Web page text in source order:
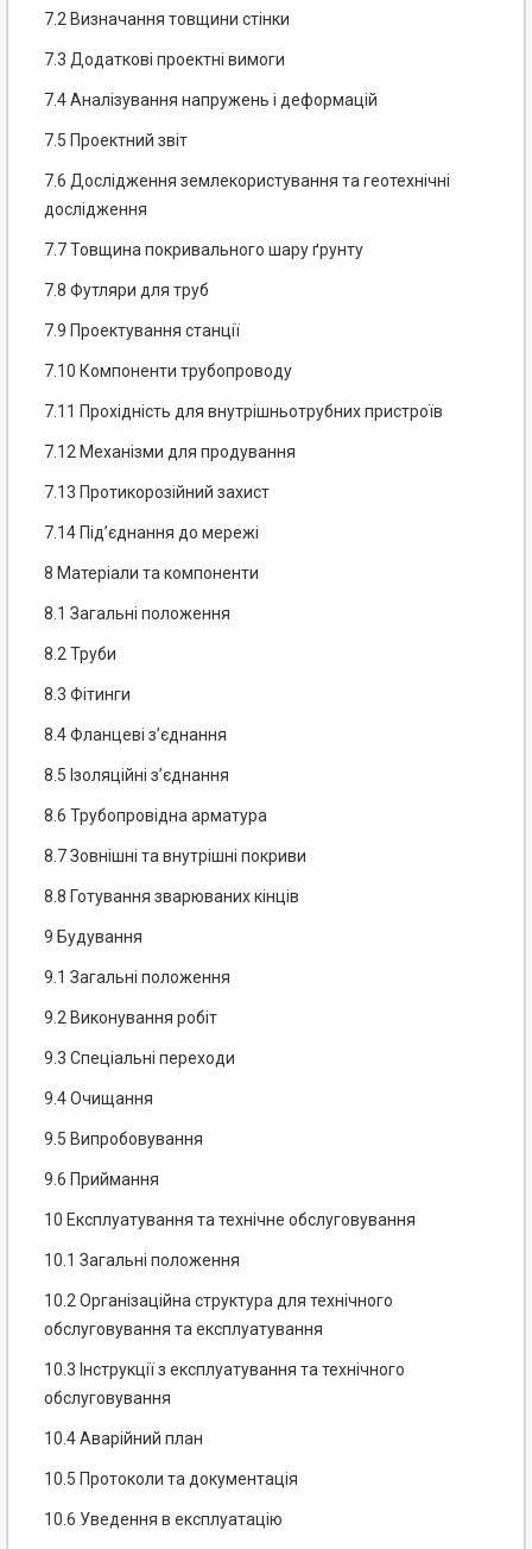
7.2 Визначання товщини стінки
7.3 Додаткові проектні вимоги
7.4 Аналізування напружень і деформацій
7.5 Проектний звіт
7.6 Дослідження землекористування та геотехнічні
дослідження
7.7 Товщина покривального шару ґрунту
7.8 Футляри для труб
7.9 Проектування станції
7.10 Компоненти трубопроводу
7.11 Прохідність для внутрішньотрубних пристроїв
7.12 Механізми для продування
7.13 Протикорозійний захист
7.14 Під’єднання до мережі
8 Матеріали та компоненти
8.1 Загальні положення
8.2 Труби
8.3 Фітинги
8.4 Фланцеві з’єднання
8.5 Ізоляційні з’єднання
8.6 Трубопровідна арматура
8.7 Зовнішні та внутрішні покриви
8.8 Готування зварюваних кінців
9 Будування
9.1 Загальні положення
9.2 Виконування робіт
9.3 Спеціальні переходи
9.4 Очищання
9.5 Випробовування
9.6 Приймання
10 Експлуатування та технічне обслуговування
10.1 Загальні положення
10.2 Організаційна структура для технічного
обслуговування та експлуатування
10.3 Інструкції з експлуатування та технічного
обслуговування
10.4 Аварійний план
10.5 Протоколи та документація
10.6 Уведення в експлуатацію